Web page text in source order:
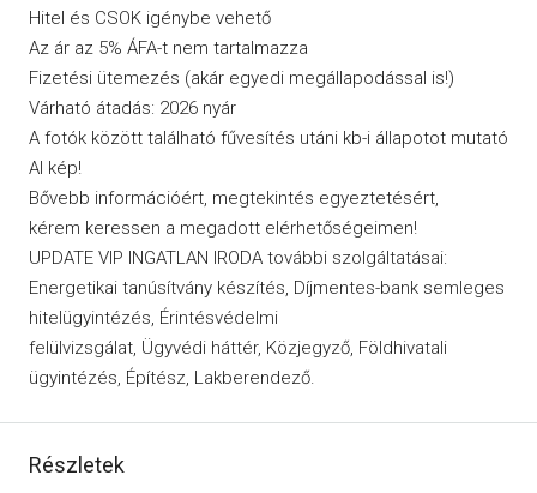
Hitel és CSOK igénybe vehető
Az ár az 5% ÁFA-t nem tartalmazza
Fizetési ütemezés (akár egyedi megállapodással is!)
Várható átadás: 2026 nyár
A fotók között található fűvesítés utáni kb-i állapotot mutató
AI kép!
Bővebb információért, megtekintés egyeztetésért,
kérem keressen a megadott elérhetőségeimen!
UPDATE VIP INGATLAN IRODA további szolgáltatásai:
Energetikai tanúsítvány készítés, Díjmentes-bank semleges
hitelügyintézés, Érintésvédelmi
felülvizsgálat, Ügyvédi háttér, Közjegyző, Földhivatali
ügyintézés, Építész, Lakberendező.
Részletek